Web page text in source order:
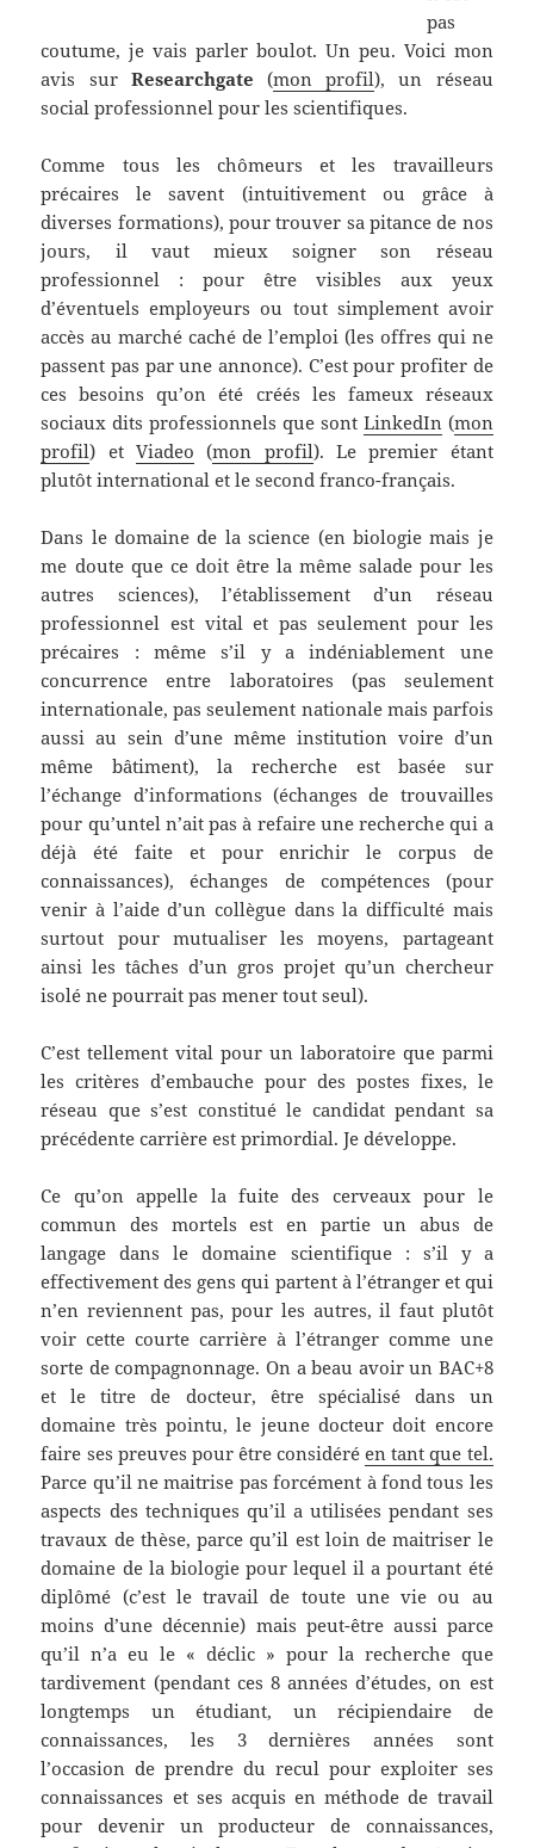
pas
coutume, je vais parler boulot. Un peu. Voici mon
avis sur Researchgate (mon profil), un réseau
social professionnel pour les scientifiques.
Comme tous les chômeurs et les travailleurs
précaires le savent (intuitivement ou grâce à
diverses formations), pour trouver sa pitance de nos
jours, il vaut mieux soigner son réseau
professionnel : pour être visibles aux yeux
d’éventuels employeurs ou tout simplement avoir
accès au marché caché de l’emploi (les offres qui ne
passent pas par une annonce). C’est pour profiter de
ces besoins qu’on été créés les fameux réseaux
sociaux dits professionnels que sont LinkedIn (mon
profil) etViadeo (mon profil). Le premier étant
plutôt international et le second franco-français.
Dans le domaine de la science (en biologie mais je
me doute que ce doit être la même salade pour les
autres sciences), l’établissement d’un réseau
professionnel est vital et pas seulement pour les
précaires : même s’il y a indéniablement une
concurrence entre laboratoires (pas seulement
internationale, pas seulement nationale mais parfois
aussi au sein d’une même institution voire d’un
même bâtiment), la recherche est basée sur
l’échange d’informations (échanges de trouvailles
pour qu’untel n’ait pas à refaire une recherche qui a
déjà été faite et pour enrichir le corpus de
connaissances), échanges de compétences (pour
venir à l’aide d’un collègue dans la difficulté mais
surtout pour mutualiser les moyens, partageant
ainsi les tâches d’un gros projet qu’un chercheur
isolé ne pourrait pas mener tout seul).
C’est tellement vital pour un laboratoire que parmi
les critères d’embauche pour des postes fixes, le
réseau que s’est constitué le candidat pendant sa
précédente carrière est primordial. Je développe.
Ce qu’on appelle la fuite des cerveaux pour le
commun des mortels est en partie un abus de
langage dans le domaine scientifique : s’il y a
effectivement des gens qui partent à l’étranger et qui
n’en reviennent pas, pour les autres, il faut plutôt
voir cette courte carrière à l’étranger comme une
sorte de compagnonnage. On a beau avoir un BAC+8
et le titre de docteur, être spécialisé dans un
domaine très pointu, le jeune docteur doit encore
faire ses preuves pour être considéréen tant que tel.
Parce qu’il ne maitrise pas forcément à fond tous les
aspects des techniques qu’il a utilisées pendant ses
travaux de thèse, parce qu’il est loin de maitriser le
domaine de la biologie pour lequel il a pourtant été
diplômé (c’est le travail de toute une vie ou au
moins d’une décennie) mais peut-être aussi parce
qu’il n’a eu le « déclic » pour la recherche que
tardivement (pendant ces 8 années d’études, on est
longtemps un étudiant, un récipiendaire de
connaissances, les 3 dernières années sont
l’occasion de prendre du recul pour exploiter ses
connaissances et ses acquis en méthode de travail
pour devenir un producteur de connaissances,